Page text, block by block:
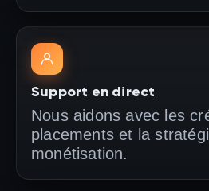
Support en direct
Nous aidons avec les
placements et la
monétisation.